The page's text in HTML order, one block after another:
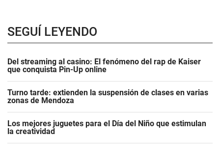
SEGUÍ LEYENDO
Del streaming al casino: El fenómeno del rap de Kaiser
que conquista Pin-Up online
Turno tarde: extienden la suspensión de clases en varias
zonas de Mendoza
Los mejores juguetes para el Día del Niño que estimulan
la creatividad